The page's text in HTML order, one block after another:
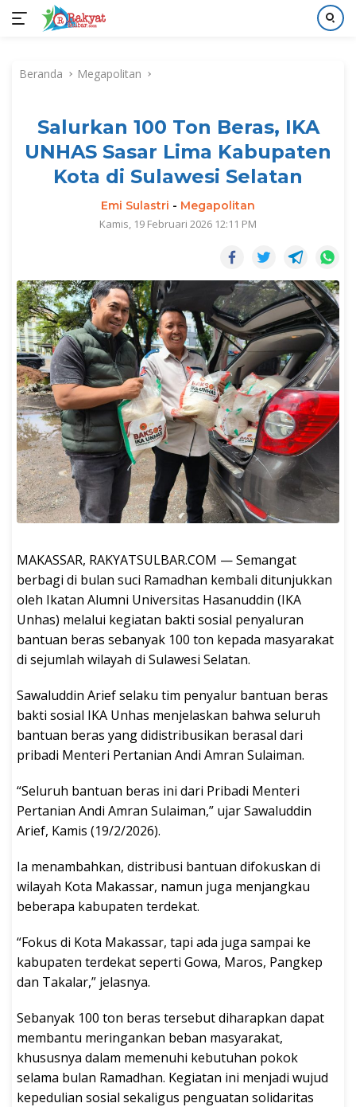
kontenBeranda Megapolitan
Salurkan 100 Ton Beras, IKA
UNHAS Sasar Lima Kabupaten
Kota di Sulawesi Selatan
Emi Sulastri - Megapolitan
Kamis, 19 Februari 2026 12:11 PM
MAKASSAR, RAKYATSULBAR.COM — Semangat
berbagi di bulan suci Ramadhan kembali ditunjukkan
oleh Ikatan Alumni Universitas Hasanuddin (IKA
Unhas) melalui kegiatan bakti sosial penyaluran
bantuan beras sebanyak 100 ton kepada masyarakat
di sejumlah wilayah di Sulawesi Selatan.
Sawaluddin Arief selaku tim penyalur bantuan beras
bakti sosial IKA Unhas menjelaskan bahwa seluruh
bantuan beras yang didistribusikan berasal dari
pribadi Menteri Pertanian Andi Amran Sulaiman.
“Seluruh bantuan beras ini dari Pribadi Menteri
Pertanian Andi Amran Sulaiman,” ujar Sawaluddin
Arief, Kamis (19/2/2026).
Ia menambahkan, distribusi bantuan difokuskan di
wilayah Kota Makassar, namun juga menjangkau
beberapa kabupaten terdekat.
“Fokus di Kota Makassar, tapi ada juga sampai ke
kabupaten terdekat seperti Gowa, Maros, Pangkep
dan Takalar,” jelasnya.
Sebanyak 100 ton beras tersebut diharapkan dapat
membantu meringankan beban masyarakat,
khususnya dalam memenuhi kebutuhan pokok
selama bulan Ramadhan. Kegiatan ini menjadi wujud
kepedulian sosial sekaligus penguatan solidaritas